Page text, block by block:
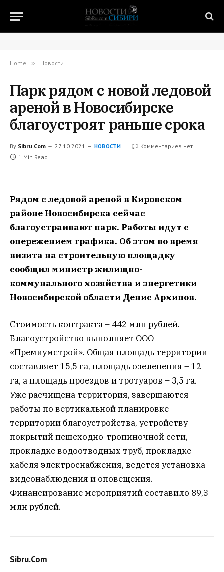
Home » Новости
Парк рядом с новой ледовой
ареной в Новосибирске
благоустроят раньше срока
By Sibru.Com 27.10.2021 НОВОСТИ
Комментариев нет
1 Min Read
Рядом с ледовой ареной в Кировском
районе Новосибирска сейчас
благоустраивают парк. Работы идут с
опережением графика. Об этом во время
визита на строительную площадку
сообщил министр жилищно-
коммунального хозяйства и энергетики
Новосибирской области Денис Архипов.
Стоимость контракта – 442 млн рублей.
Благоустройство выполняет ООО
«Премиумстрой». Общая площадь территории
составляет 15,5 га, площадь озеленения – 12
га, а площадь проездов и тротуаров – 3,5 га.
Уже расчищена территория, завершаются
работы по вертикальной планировке
территории благоустройства, устройству
покрытий пешеходно-тропиночной сети,
прокладке водоотводных труб, прокладке
кабеля электроснабжения, ведется установка
видеонаблюдения и оповещения.
Финансирование мероприятий составило 89,3
млн рублей.
Sibru.Com